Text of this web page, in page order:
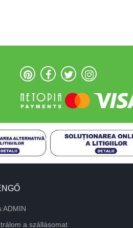
ADMIN
a szállásomat